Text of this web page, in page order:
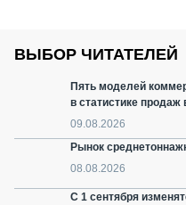
ВЫБОР ЧИТАТЕЛЕЙ
Пять моделей
в статистике продаж
09.08.2026
Рынок
08.08.2026
С 1 сентября